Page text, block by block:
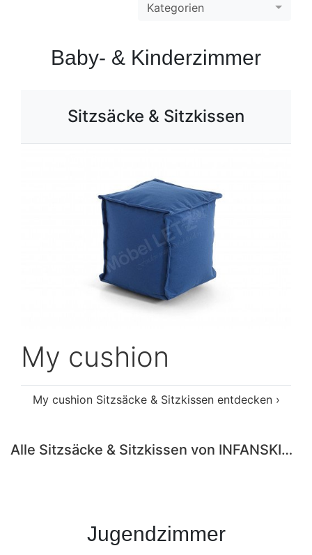
Kategorien
Baby- & Kinderzimmer
Sitzsäcke & Sitzkissen
My cushion
My cushion Sitzsäcke & Sitzkissen entdecken ›
Alle Sitzsäcke & Sitzkissen von INFANSKIDS entdecken ›
Jugendzimmer